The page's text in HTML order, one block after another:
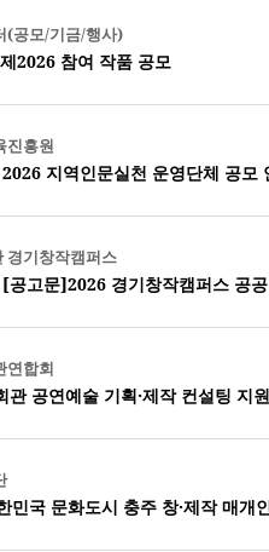
(공모/기금/행사)
2026 참여 작품 공모
진흥원
지역인문실천 운영단체 공모
경기창작캠퍼스
고문]2026 경기창작캠퍼스 공
연합회
관 공연예술 기획·제작 컨설팅
민국 문화도시 충주 창·제작 매개